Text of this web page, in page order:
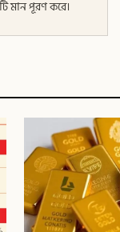
মান পূরণ করে।